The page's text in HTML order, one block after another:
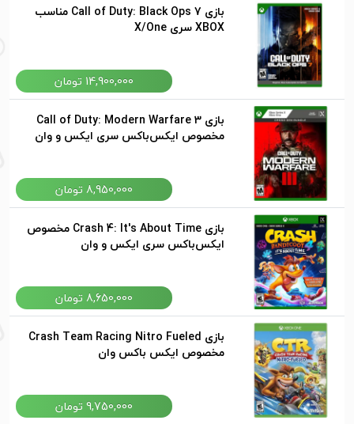
بازی Call of Duty: Black Ops 7 مناسب
XBOX سری X/One
14,900,000 تومان
بازی Call of Duty: Modern Warfare 3
مخصوص ایکس‌باکس سری ایکس و وان
8,950,000 تومان
بازی Crash 4: It's About Time مخصوص
ایکس‌باکس سری ایکس و وان
8,650,000 تومان
بازی Crash Team Racing Nitro Fueled
مخصوص ایکس باکس وان
9,750,000 تومان